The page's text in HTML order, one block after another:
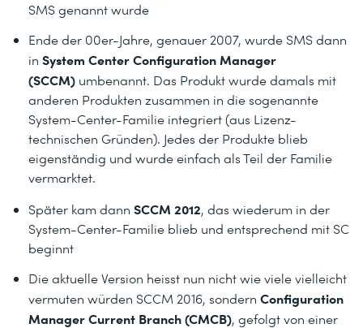
SMS genannt wurde
Ende der 00er-Jahre, genauer 2007, wurde SMS dann
in System Center Configuration Manager
(SCCM) umbenannt. Das Produkt wurde damals mit
anderen Produkten zusammen in die sogenannte
System-Center-Familie integriert (aus Lizenz-
technischen Gründen). Jedes der Produkte blieb
eigenständig und wurde einfach als Teil der Familie
vermarktet.
Später kam dann SCCM 2012, das wiederum in der
System-Center-Familie blieb und entsprechend mit SC
beginnt
Die aktuelle Version heisst nun nicht wie viele vielleicht
vermuten würden SCCM 2016, sondern Configuration
Manager Current Branch (CMCB), gefolgt von einer